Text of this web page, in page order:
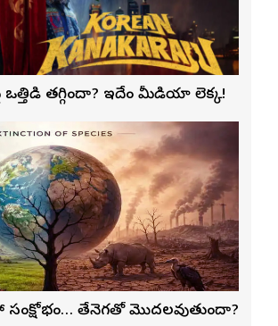
ఒత్తిడి తగ్గిందా? ఇదేం మీడియా లెక్క!
తేనెటీగతో మొదలవుతుందా?